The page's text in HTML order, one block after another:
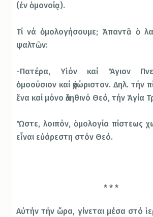
(ἐν ὁμονοίᾳ).
Τί νά ὁμολογήσουμε; Ἀπαντᾶ ὁ
ψαλτῶν:
-Πατέρα, Υἱόν καί Ἅγιον
ὁμοούσιον καί ἀχώριστον. Δηλ. τήν
ἕνα καί μόνο ἀληθινό Θεό, τήν Ἁγία
Ὥστε, λοιπόν, ὁμολογία πίστεως
εἶναι εὐάρεστη στόν Θεό.
* * *
Αὐτήν τήν ὥρα, γίνεται μέσα στό